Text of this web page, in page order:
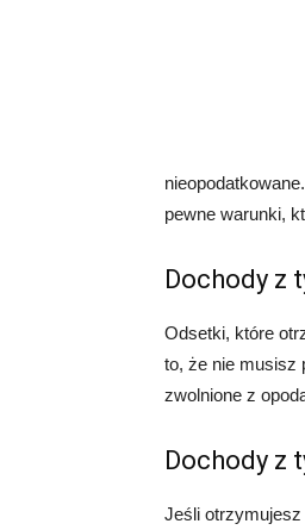
pewne warunki,
Dochody z
Odsetki, które
to, że nie musisz
zwolnione z
Dochody z
Jeśli otrzymujesz